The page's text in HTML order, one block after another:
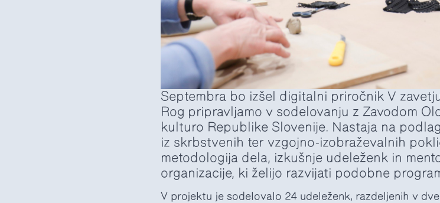
Septembra bo izšel digitalni priročnik V
Rog pripravljamo v sodelovanju z Zavodom
kulturo Republike Slovenije. Nastaja na
iz skrbstvenih ter vzgojno-izobraževalnih
metodologija dela, izkušnje udeleženk in
organizacije, ki želijo razvijati podobne
V projektu je sodelovalo 24 udeleženk, razdeljenih v